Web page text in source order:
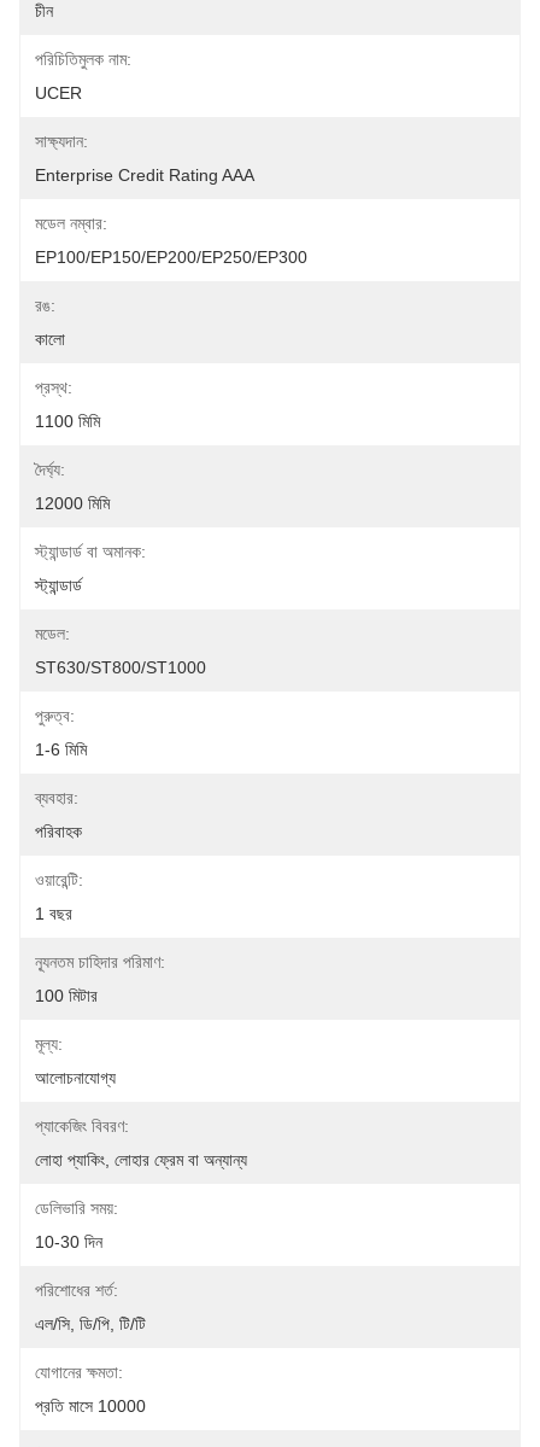
চীন
পরিচিতিমুলক নাম:
UCER
সাক্ষ্যদান:
Enterprise Credit Rating AAA
মডেল নম্বার:
EP100/EP150/EP200/EP250/EP300
রঙ:
কালো
প্রস্থ:
1100 মিমি
দৈর্ঘ্য:
12000 মিমি
স্ট্যান্ডার্ড বা অমানক:
স্ট্যান্ডার্ড
মডেল:
ST630/ST800/ST1000
পুরুত্ব:
1-6 মিমি
ব্যবহার:
পরিবাহক
ওয়ারেন্টি:
1 বছর
ন্যূনতম চাহিদার পরিমাণ:
100 মিটার
মূল্য:
আলোচনাযোগ্য
প্যাকেজিং বিবরণ:
লোহা প্যাকিং, লোহার ফ্রেম বা অন্যান্য
ডেলিভারি সময়:
10-30 দিন
পরিশোধের শর্ত:
এল/সি, ডি/পি, টি/টি
যোগানের ক্ষমতা:
প্রতি মাসে 10000